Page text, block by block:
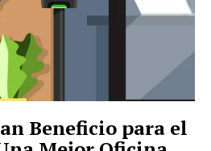
Beneficio para el